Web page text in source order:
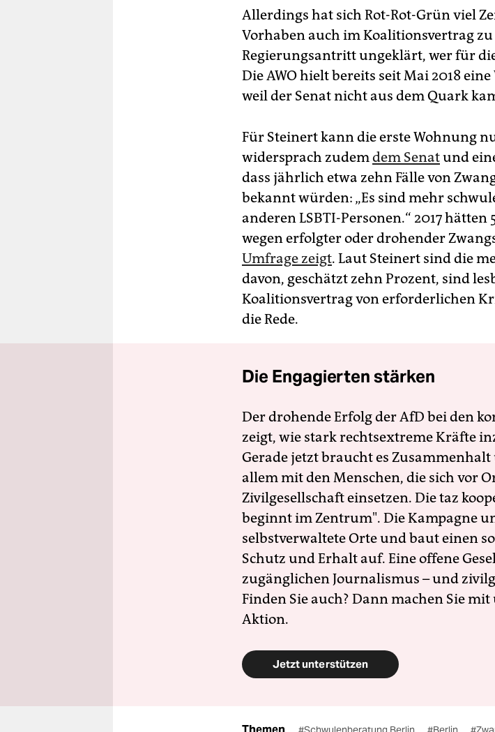
Allerdings hat sich Rot-Rot-Grün viel
Vorhaben auch im Koalitionsvertrag
Regierungsantritt ungeklärt, wer für
Die AWO hielt bereits seit Mai 2018
weil der Senat nicht aus dem Quark
Für Steinert kann die erste Wohnung
widersprach zudemdem Senatund
dass jährlich etwa zehn Fälle von
bekannt würden: „Es sind mehr
anderen LSBTI-Personen.“ 2017
wegen erfolgter oder drohender
Umfrage zeigt. Laut Steinert sind die
davon, geschätzt zehn Prozent, sind
Koalitionsvertrag von erforderlichen
die Rede.
Die Engagierten stärken
Der drohende Erfolg der AfD bei den
zeigt, wie stark rechtsextreme Kräfte
Gerade jetzt braucht es
allem mit den Menschen, die sich vor
Zivilgesellschaft einsetzen. Die taz
beginnt im Zentrum". Die Kampagne
selbstverwaltete Orte und baut einen
Schutz und Erhalt auf. Eine offene
zugänglichen Journalismus – und
Finden Sie auch? Dann machen Sie
Aktion.
Jetzt unterstützen